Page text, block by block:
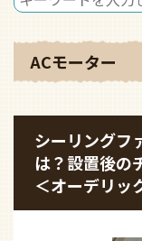
ACモーター
シーリングフ
は？設置後の
＜オーデリッ